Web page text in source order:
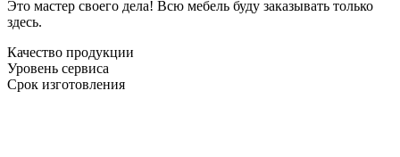
Это мастер своего дела! Всю мебель буду заказывать только
здесь.
Качество продукции
Уровень сервиса
Срок изготовления